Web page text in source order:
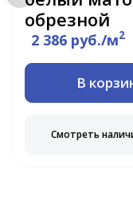
обрезной
2 386 руб./м2
В
Смотреть